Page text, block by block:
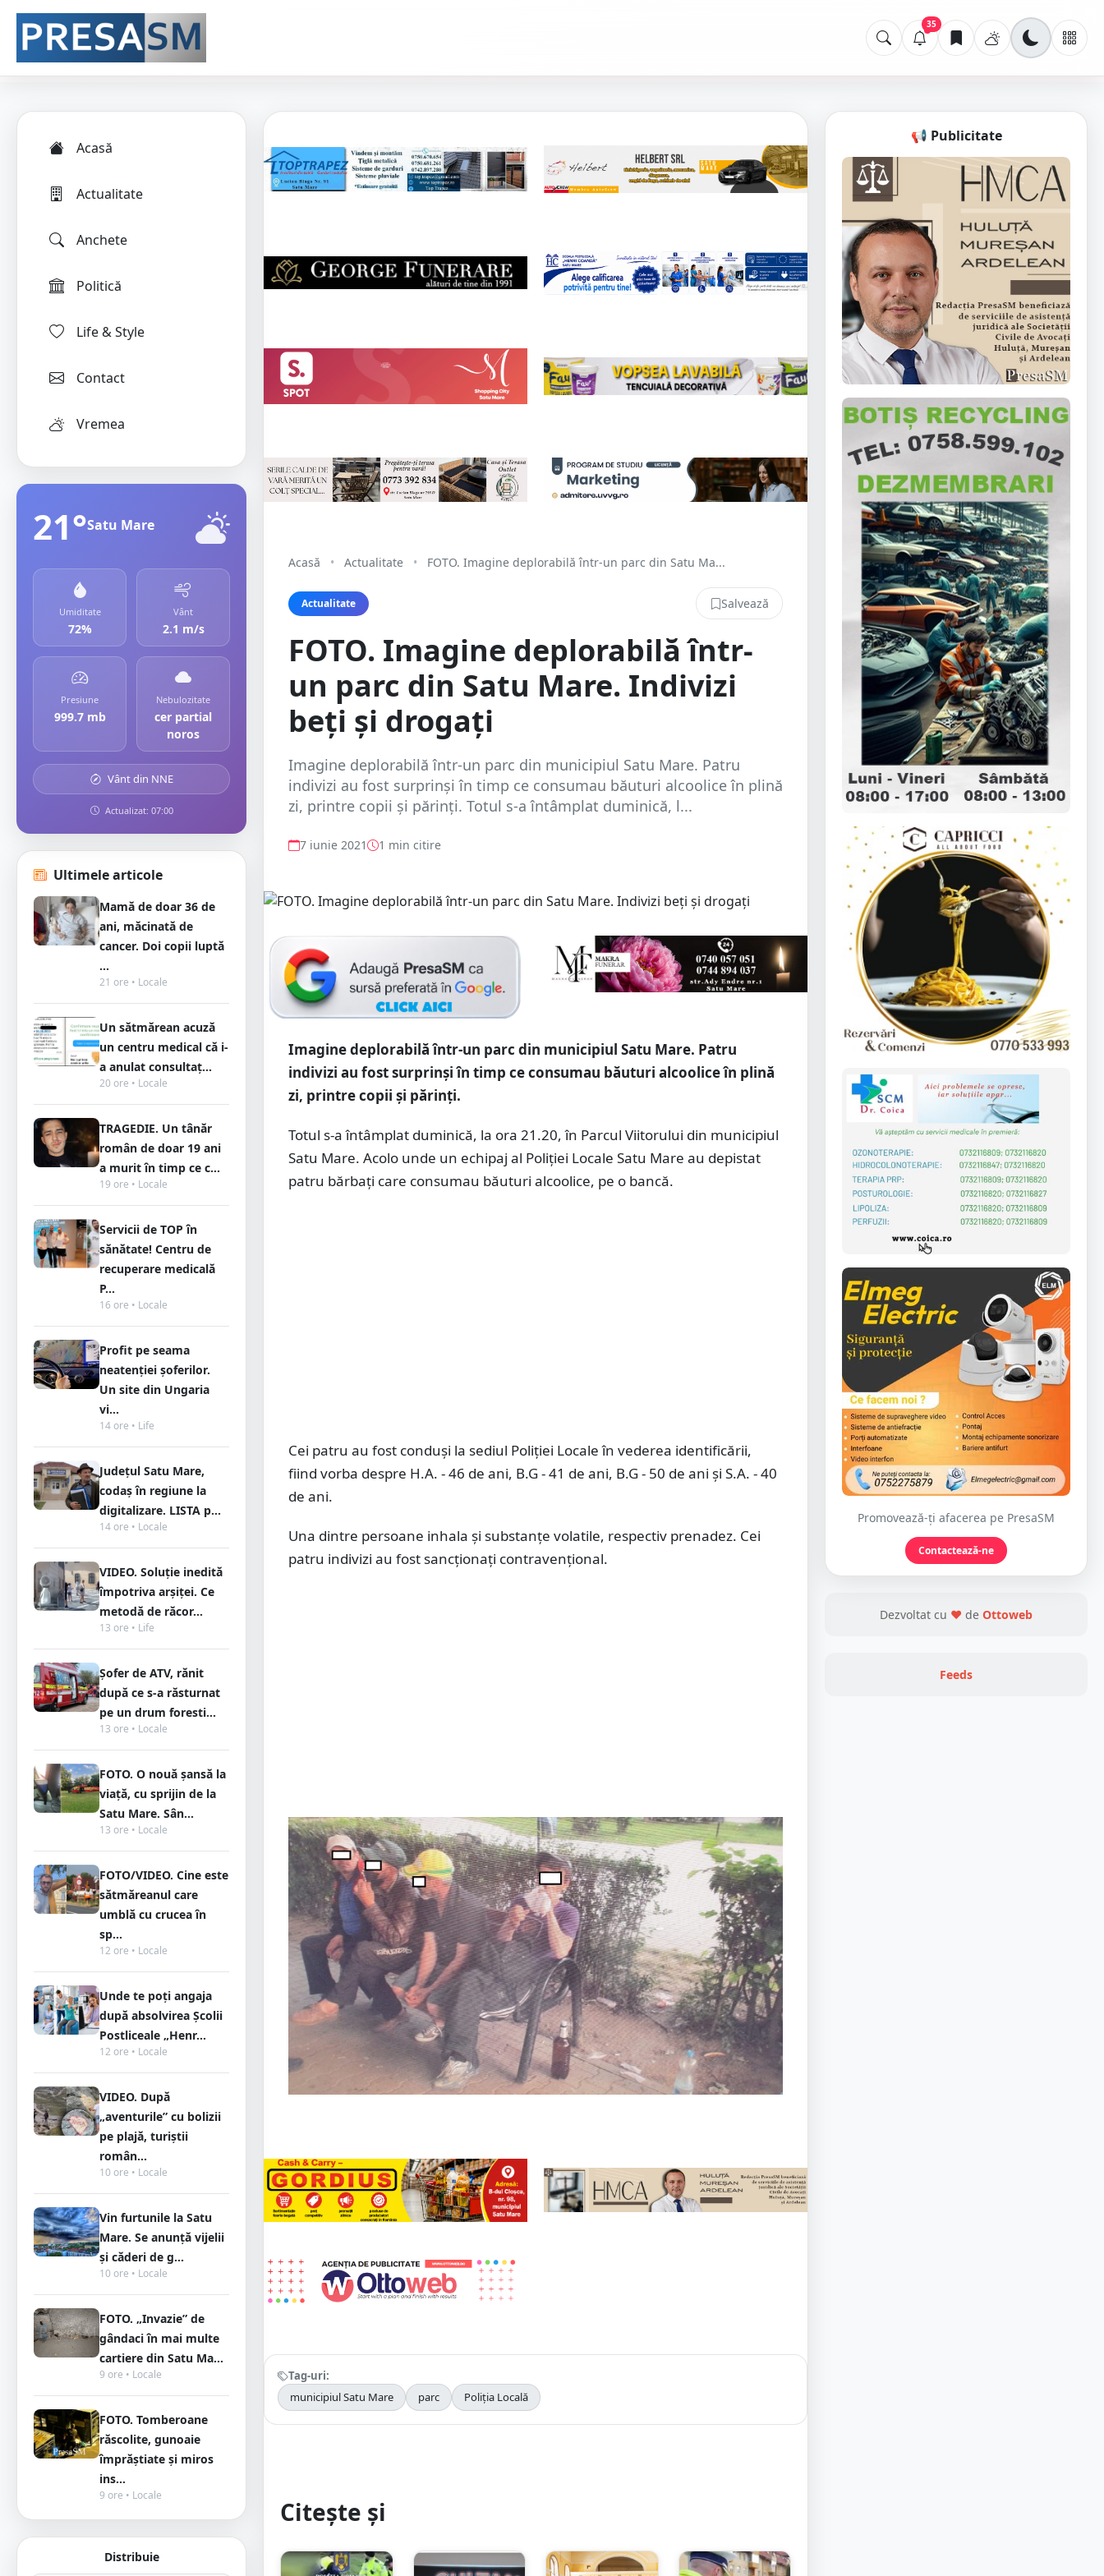
35
Acasă
Actualitate
Anchete
Politică
Life & Style
Contact
Vremea
21°Satu Mare
Umiditate
72%
Vânt
2.1 m/s
Presiune
999.7 mb
Nebulozitate
cer partial
noros
Vânt din NNE
Actualizat: 07:00
Ultimele articole
Mamă de doar 36 de
ani, măcinată de
cancer. Doi copii luptă
...
21 ore • Locale
Un sătmărean acuză
un centru medical că i-
a anulat consultaț...
20 ore • Locale
TRAGEDIE. Un tânăr
român de doar 19 ani
a murit în timp ce c...
19 ore • Locale
Servicii de TOP în
sănătate! Centru de
recuperare medicală
P...
16 ore • Locale
Profit pe seama
neatenției șoferilor.
Un site din Ungaria
vi...
14 ore • Life
Județul Satu Mare,
codaș în regiune la
digitalizare. LISTA p...
14 ore • Locale
VIDEO. Soluție inedită
împotriva arșiței. Ce
metodă de răcor...
13 ore • Life
Șofer de ATV, rănit
după ce s-a răsturnat
pe un drum foresti...
13 ore • Locale
FOTO. O nouă șansă la
viață, cu sprijin de la
Satu Mare. Sân...
13 ore • Locale
FOTO/VIDEO. Cine este
sătmăreanul care
umblă cu crucea în
sp...
12 ore • Locale
Unde te poți angaja
după absolvirea Școlii
Postliceale „Henr...
12 ore • Locale
VIDEO. După
„aventurile” cu bolizii
pe plajă, turiștii
român...
10 ore • Locale
Vin furtunile la Satu
Mare. Se anunță vijelii
și căderi de g...
10 ore • Locale
FOTO. „Invazie” de
gândaci în mai multe
cartiere din Satu Ma...
9 ore • Locale
FOTO. Tomberoane
răscolite, gunoaie
împrăștiate și miros
ins...
9 ore • Locale
Distribuie
Acasă • Actualitate • FOTO. Imagine deplorabilă într-un parc din Satu Ma...
Actualitate Salvează
FOTO. Imagine deplorabilă într-
un parc din Satu Mare. Indivizi
beți și drogați
Imagine deplorabilă într-un parc din municipiul Satu Mare. Patru
indivizi au fost surprinși în timp ce consumau băuturi alcoolice în plină
zi, printre copii și părinți. Totul s-a întâmplat duminică, l...
7 iunie 2021 1 min citire
Imagine deplorabilă într-un parc din municipiul Satu Mare. Patru
indivizi au fost surprinși în timp ce consumau băuturi alcoolice în plină
zi, printre copii și părinți.
Totul s-a întâmplat duminică, la ora 21.20, în Parcul Viitorului din municipiul
Satu Mare. Acolo unde un echipaj al Poliției Locale Satu Mare au depistat
patru bărbați care consumau băuturi alcoolice, pe o bancă.
Cei patru au fost conduși la sediul Poliției Locale în vederea identificării,
fiind vorba despre H.A. - 46 de ani, B.G - 41 de ani, B.G - 50 de ani și S.A. - 40
de ani.
Una dintre persoane inhala și substanțe volatile, respectiv prenadez. Cei
patru indivizi au fost sancționați contravențional.
Tag-uri:
municipiul Satu Mare
parc Poliția Locală
Citește și
📢 Publicitate
Promovează-ți afacerea pe PresaSM
Contactează-ne
Dezvoltat cu ❤ de Ottoweb
Feeds